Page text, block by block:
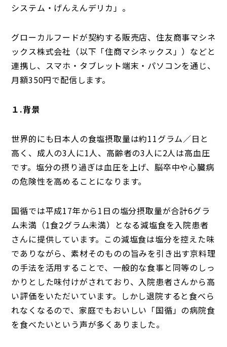
システム・げんえんデリカ」。
グローカルフードが契約する販売店、住友商事マシネ
ックス株式会社（以下「住商マシネックス」）などと
連携し、スマホ・タブレット端末・パソコンを通じ、
月額350円で配信します。
１.背景
世界的にも日本人の食塩摂取量は約11グラム／日と
高く、成人の3人に1人、高齢者の3人に2人は高血圧
です。塩分の摂り過ぎは血圧を上げ、脳卒中や心臓病
の危険性を高めることになります。
国循では平成17年から1日の塩分摂取量が合計6グラ
ム未満（1食2グラム未満）となる減塩食を入院患者
さんに提供しています。この減塩食は塩分を控えた味
でありながら、素材そのものの旨みを引き出す京料理
の手法を活用することで、一般的な食事と同等のしっ
かりとした味付けがされており、入院患者さんから高
い評価をいただいています。しかし退院すると食べら
れなくなるので、家庭でもおいしい「国循」の病院食
を食べたいという声が多くありました。